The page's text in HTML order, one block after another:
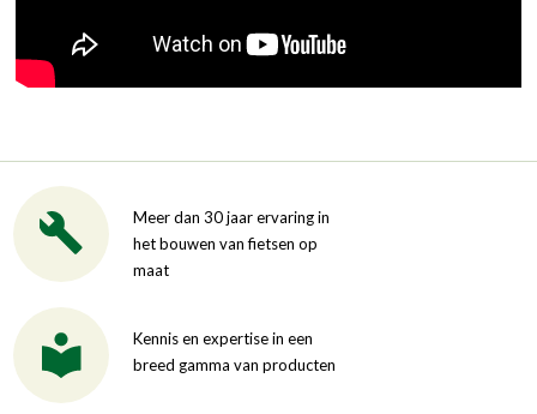
Meer dan 30 jaar ervaring in
het bouwen van fietsen op
maat
Kennis en expertise in een
breed gamma van producten